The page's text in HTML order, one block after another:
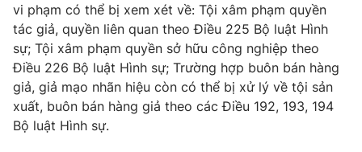
vi phạm có thể bị xem xét về: Tội xâm phạm quyền
tác giả, quyền liên quan theo Điều 225 Bộ luật Hình
sự; Tội xâm phạm quyền sở hữu công nghiệp theo
Điều 226 Bộ luật Hình sự; Trường hợp buôn bán hàng
giả, giả mạo nhãn hiệu còn có thể bị xử lý về tội sản
xuất, buôn bán hàng giả theo các Điều 192, 193, 194
Bộ luật Hình sự.